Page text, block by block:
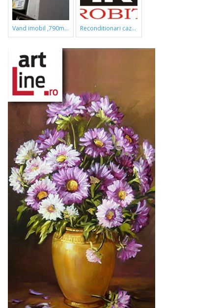
vand imobil ,790m,piata gorjului,pret negociabil reconditionari cazi de baie